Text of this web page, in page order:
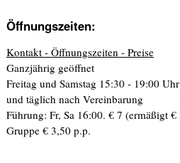
Öffnungszeiten:
Kontakt - Öffnungszeiten - Preise
Ganzjährig geöffnet
Freitag und Samstag 15:30 - 19:00 Uhr
und täglich nach Vereinbarung
Führung: Fr, Sa 16:00. € 7 (ermäßigt
Gruppe € 3,50 p.p.